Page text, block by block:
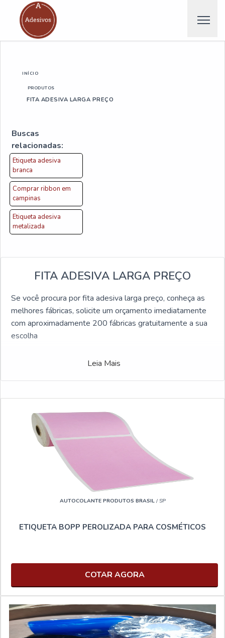
INÍCIO
PRODUTOS
FITA ADESIVA LARGA PREÇO
Buscas
relacionadas:
Etiqueta adesiva
branca
Comprar ribbon em
campinas
Etiqueta adesiva
metalizada
FITA ADESIVA LARGA PREÇO
Se você procura por fita adesiva larga preço, conheça as
melhores fábricas, solicite um orçamento imediatamente
com aproximadamente 200 fábricas gratuitamente a sua
escolha
Leia Mais
AUTOCOLANTE PRODUTOS BRASIL/ SP
ETIQUETA BOPP PEROLIZADA PARA COSMÉTICOS
COTAR AGORA